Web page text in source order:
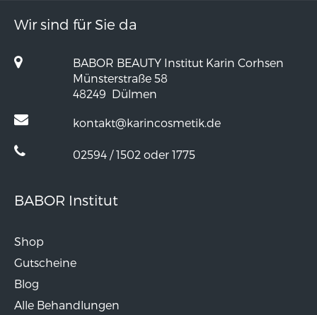
Wir sind für Sie da
BABOR BEAUTY Institut Karin Corhsen
Münsterstraße 58
48249 Dülmen
kontakt@karincosmetik.de
02594 / 1502 oder 1775
BABOR Institut
Shop
Gutscheine
Blog
Alle Behandlungen